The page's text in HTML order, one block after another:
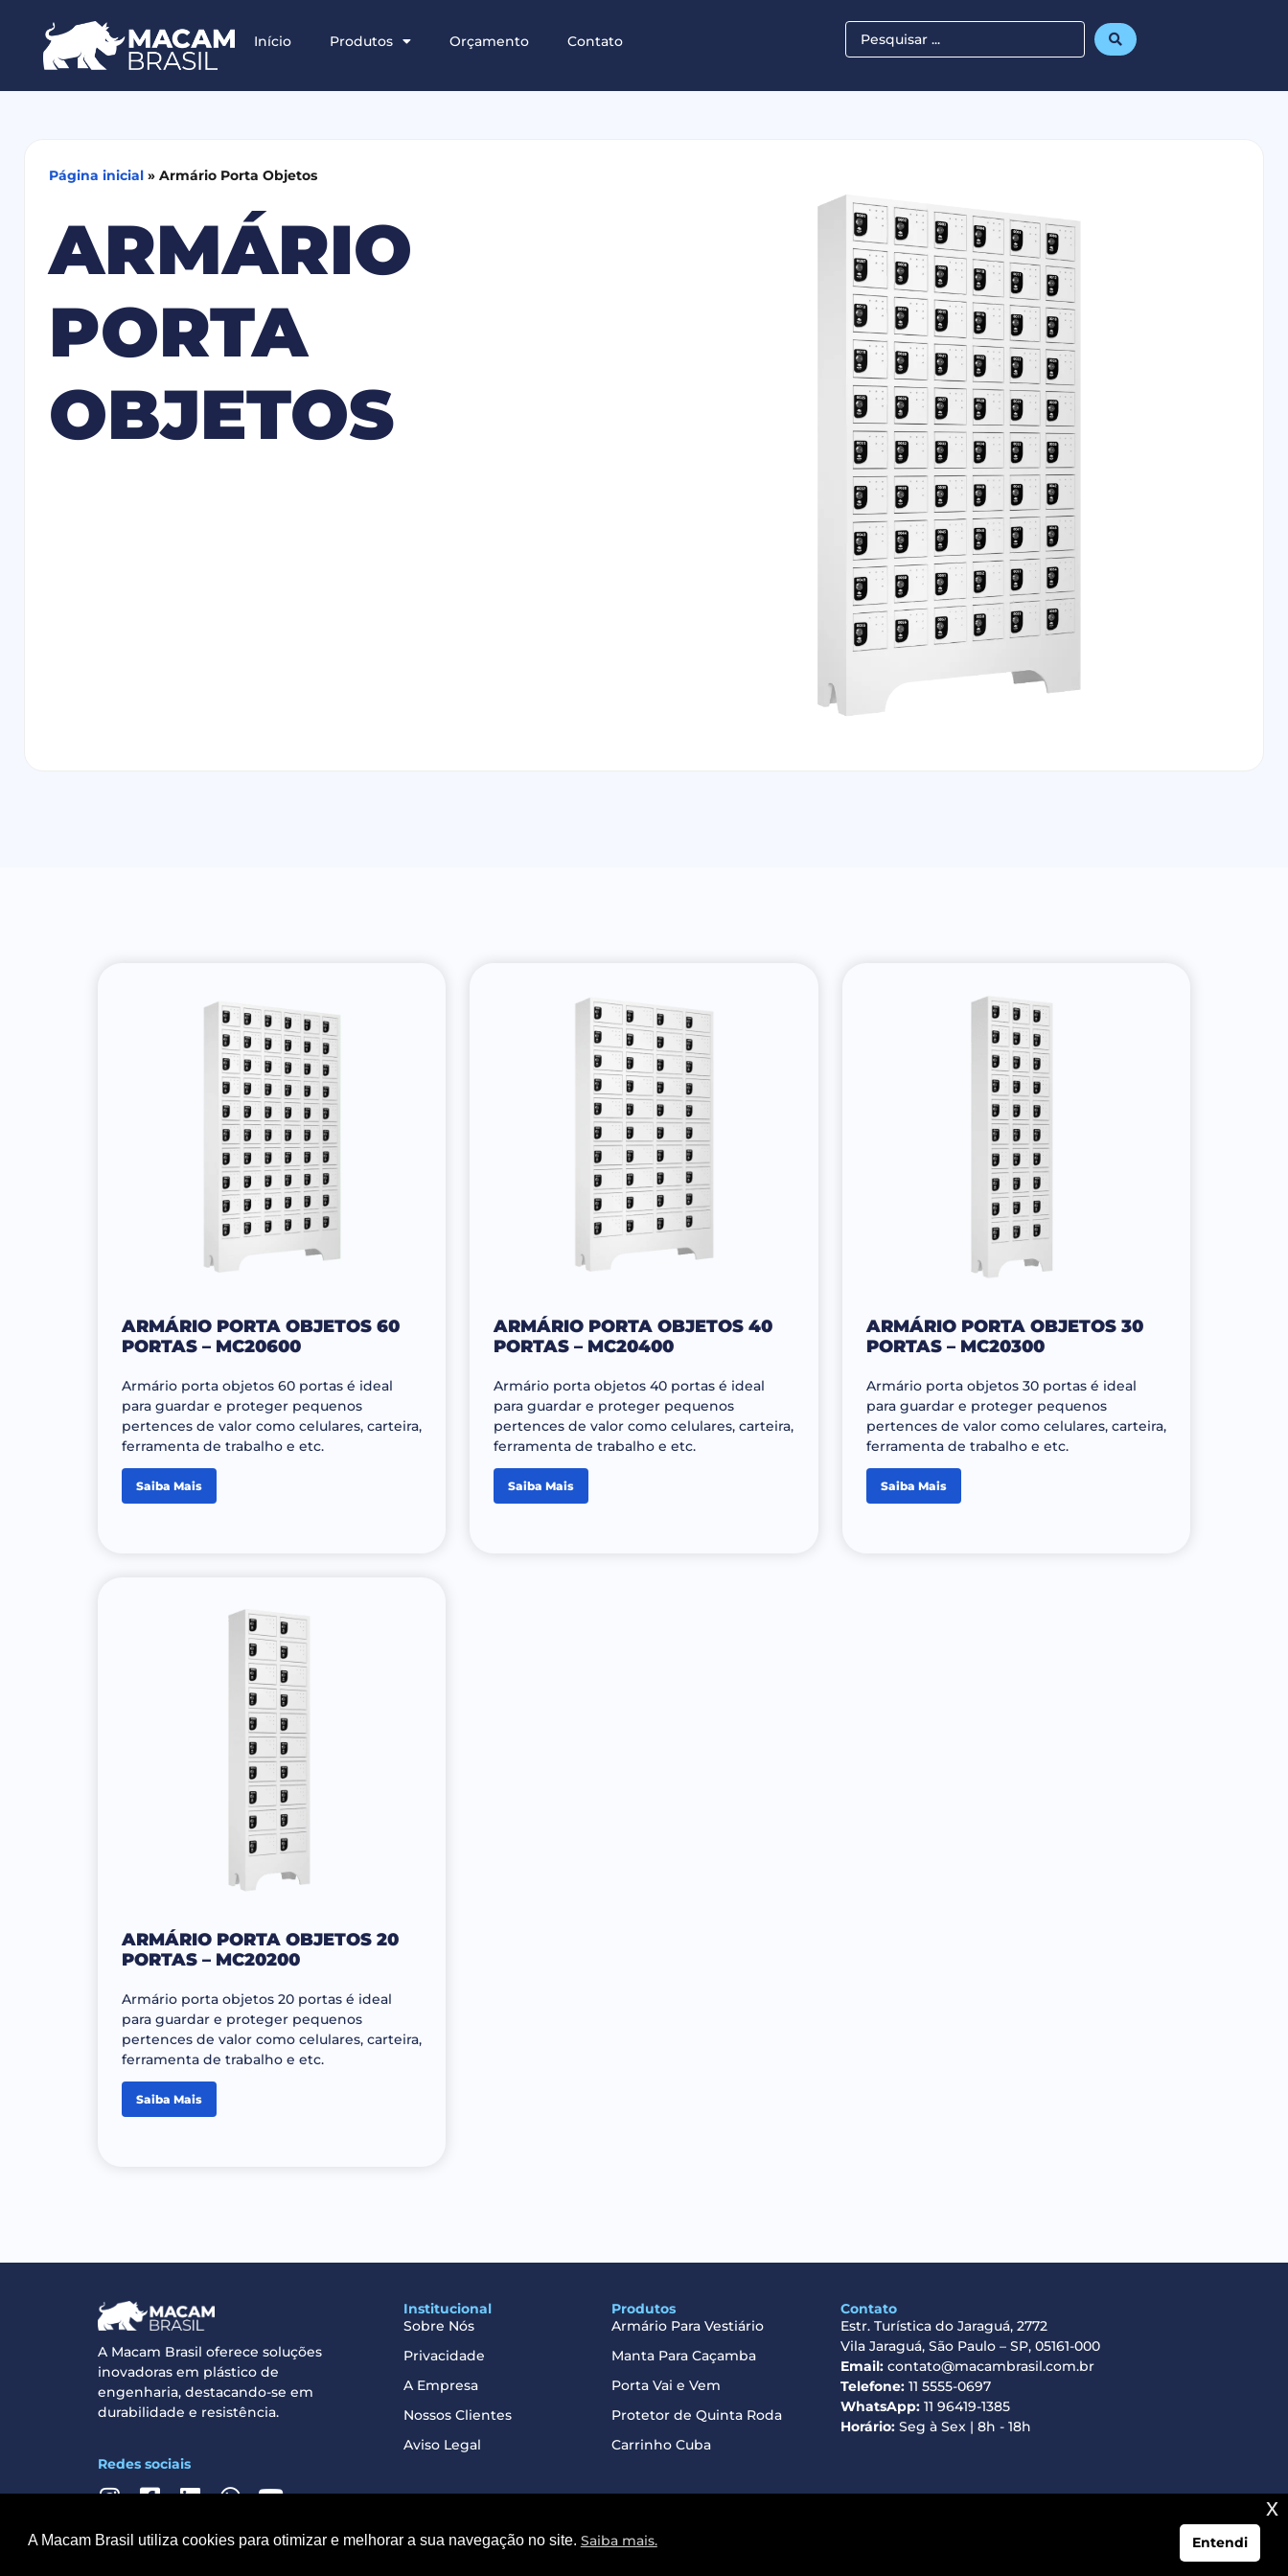
Início Produtos Orçamento Contato
Página inicial » Armário Porta Objetos
ARMÁRIO
PORTA
OBJETOS
ARMÁRIO PORTA OBJETOS 60
PORTAS – MC20600
Armário porta objetos 60 portas é ideal
para guardar e proteger pequenos
pertences de valor como celulares, carteira,
ferramenta de trabalho e etc.
Saiba Mais
ARMÁRIO PORTA OBJETOS 40
PORTAS – MC20400
Armário porta objetos 40 portas é ideal
para guardar e proteger pequenos
pertences de valor como celulares, carteira,
ferramenta de trabalho e etc.
Saiba Mais
ARMÁRIO PORTA OBJETOS 30
PORTAS – MC20300
Armário porta objetos 30 portas é ideal
para guardar e proteger pequenos
pertences de valor como celulares, carteira,
ferramenta de trabalho e etc.
Saiba Mais
ARMÁRIO PORTA OBJETOS 20
PORTAS – MC20200
Armário porta objetos 20 portas é ideal
para guardar e proteger pequenos
pertences de valor como celulares, carteira,
ferramenta de trabalho e etc.
Saiba Mais
A Macam Brasil oferece soluções
inovadoras em plástico de
engenharia, destacando-se em
durabilidade e resistência.
Redes sociais
Institucional
Sobre Nós
Privacidade
A Empresa
Nossos Clientes
Aviso Legal
Produtos
Armário Para Vestiário
Manta Para Caçamba
Porta Vai e Vem
Protetor de Quinta Roda
Carrinho Cuba
Contato
Estr. Turística do Jaraguá, 2772
Vila Jaraguá, São Paulo – SP, 05161-000
Email: contato@macambrasil.com.br
Telefone: 11 5555-0697
WhatsApp: 11 96419-1385
Horário: Seg à Sex | 8h - 18h
A Macam Brasil utiliza cookies para otimizar e melhorar a sua navegação no site. Saiba mais. Entendi
x